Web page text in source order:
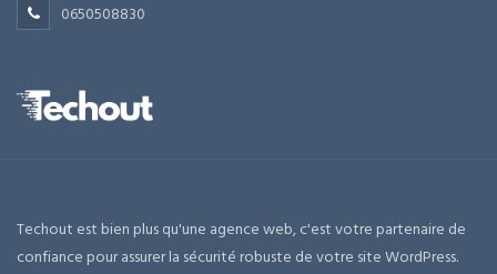
0650508830
Techout est bien plus qu'une agence web, c'est votre partenaire de
confiance pour assurer la sécurité robuste de votre site WordPress.